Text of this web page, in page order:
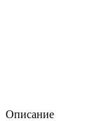
Описание